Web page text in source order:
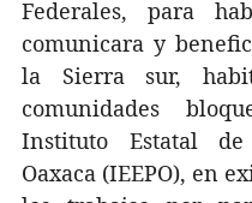
Federales, para
comunicara y
la Sierra sur,
comunidades
Instituto Estatal
Oaxaca (IEEPO), en